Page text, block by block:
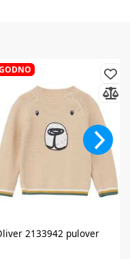
2133942 pulover